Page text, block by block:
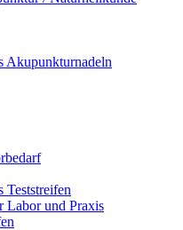
Akupunkturnadeln
Teststreifen
Labor und Praxis